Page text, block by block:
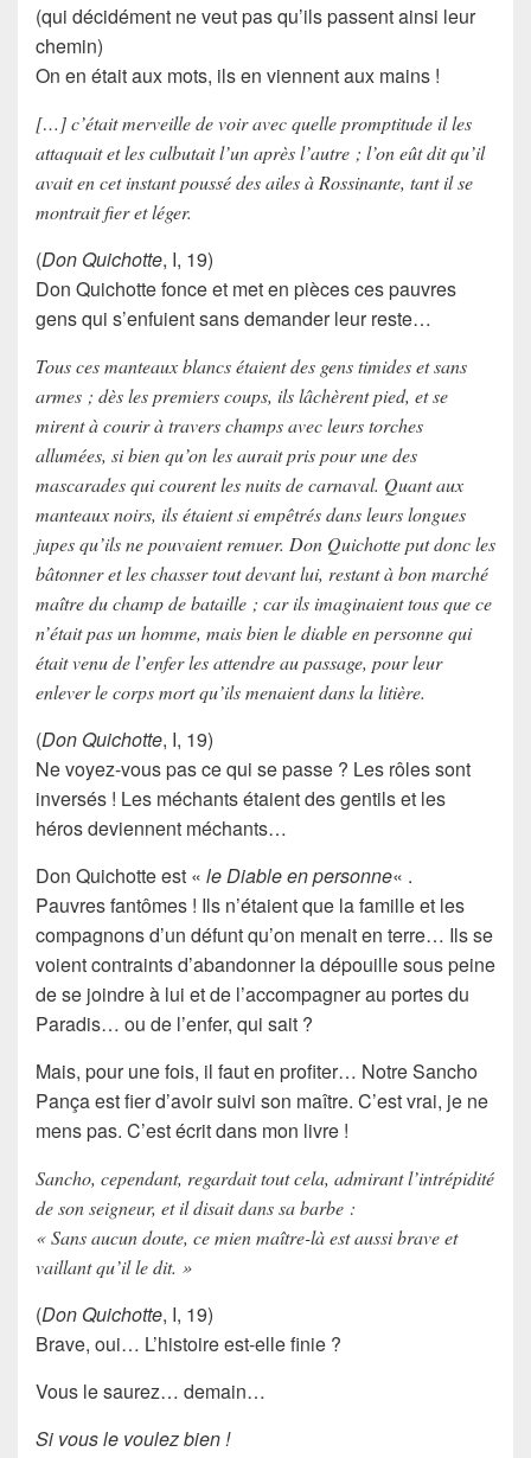
(qui décidément ne veut pas qu’ils passent ainsi leur
chemin)
On en était aux mots, ils en viennent aux mains !
[…] c’était merveille de voir avec quelle promptitude il les
attaquait et les culbutait l’un après l’autre ; l’on eût dit qu’il
avait en cet instant poussé des ailes à Rossinante, tant il se
montrait fier et léger.
(Don Quichotte, I, 19)
Don Quichottefonce et met en pièces ces pauvres
gens qui s’enfuient sans demander leur reste…
Tous ces manteaux blancs étaient des gens timides et sans
armes ; dès les premiers coups, ils lâchèrent pied, et se
mirent à courir à travers champs avec leurs torches
allumées, si bien qu’on les aurait pris pour une des
mascarades qui courent les nuits de carnaval. Quant aux
manteaux noirs, ils étaient si empêtrés dans leurs longues
jupes qu’ils ne pouvaient remuer. Don Quichotte put donc les
bâtonner et les chasser tout devant lui, restant à bon marché
maître du champ de bataille ; car ils imaginaient tous que ce
n’était pas un homme, mais bien le diable en personne qui
était venu de l’enfer les attendre au passage, pour leur
enlever le corps mort qu’ils menaient dans la litière.
(Don Quichotte, I, 19)
Ne voyez-vous pas ce qui se passe ? Les rôles sont
inversés ! Les méchants étaient des gentils et les
héros deviennent méchants…
Don Quichotteest « le Diable en personne« .
Pauvres fantômes ! Ils n’étaient que la famille et les
compagnons d’un défunt qu’on menait en terre… Ils se
voient contraints d’abandonner la dépouille sous peine
de se joindre à lui et de l’accompagner au portes du
Paradis… ou de l’enfer, qui sait ?
Mais, pour une fois, il faut en profiter… NotreSancho
Pançaest fier d’avoir suivi son maître. C’est vrai, je ne
mens pas. C’est écrit dans mon livre !
Sancho, cependant, regardait tout cela, admirant l’intrépidité
de son seigneur, et il disait dans sa barbe :
« Sans aucun doute, ce mien maître-là est aussi brave et
vaillant qu’il le dit. »
(Don Quichotte, I, 19)
Brave, oui… L’histoire est-elle finie ?
Vous le saurez… demain…
Si vous le voulez bien !